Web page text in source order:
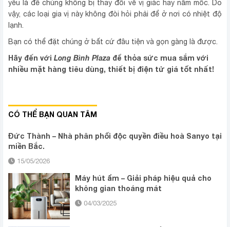
yếu là để chúng không bị thay đổi về vị giác hay nấm mốc. Do
vậy, các loại gia vị này không đòi hỏi phải để ở nơi có nhiệt độ
lạnh.
Bạn có thể đặt chúng ở bất cứ đâu tiện và gọn gàng là được.
Hãy đến với Long Bình Plaza để thỏa sức mua sắm với
nhiều mặt hàng tiêu dùng, thiết bị điện tử giá tốt nhất!
CÓ THỂ BẠN QUAN TÂM
Đức Thành – Nhà phân phối độc quyền điều hoà Sanyo tại
miền Bắc.
15/05/2026
Máy hút ẩm – Giải pháp hiệu quả cho
không gian thoáng mát
04/03/2025